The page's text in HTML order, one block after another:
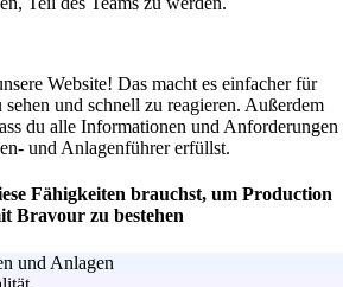
Website! Das macht es einfacher für
und schnell zu reagieren. Außerdem
du alle Informationen und Anforderungen
und Anlagenführer erfüllst.
Fähigkeiten brauchst, um Production
Bravour zu bestehen
und Anlagen